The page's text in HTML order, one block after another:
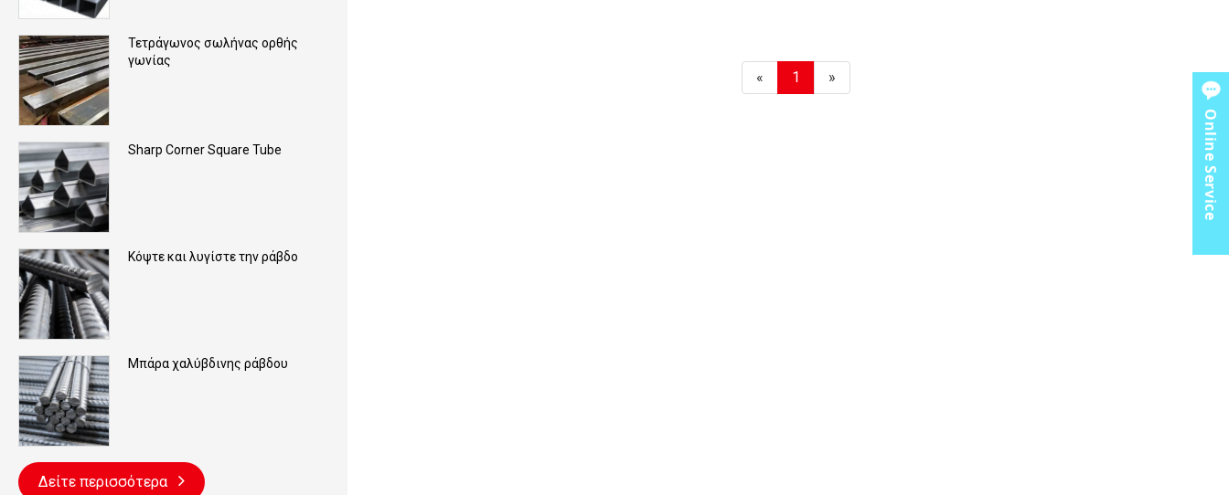
Τετράγωνος σωλήνας ορθής
γωνίας
Sharp Corner Square Tube
Κόψτε και λυγίστε την ράβδο
Μπάρα χαλύβδινης ράβδου
Δείτε περισσότερα
« 1 »
Online Service